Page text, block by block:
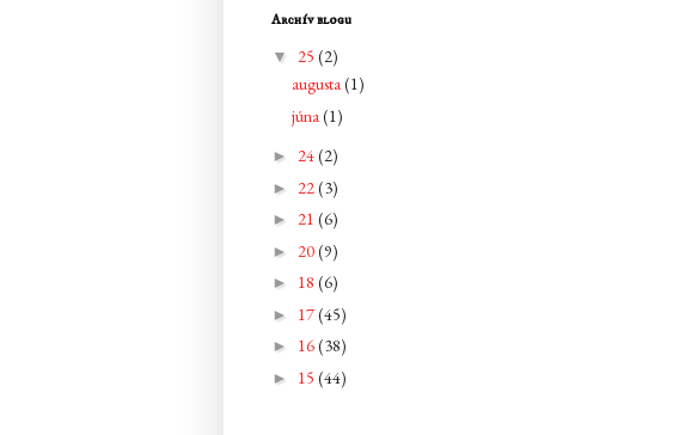
Archív blogu
▼ 25 (2)
augusta(1)
júna(1)
► 24(2)
► 22(3)
► 21 (6)
► 20(9)
► 18 (6)
► 17(45)
► 16(38)
► 15 (44)